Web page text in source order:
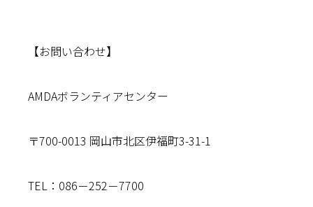
【お問い合わせ】
AMDAボランティアセンター
〒700-0013 岡山市北区伊福町3-31-1
TEL：086－252－7700